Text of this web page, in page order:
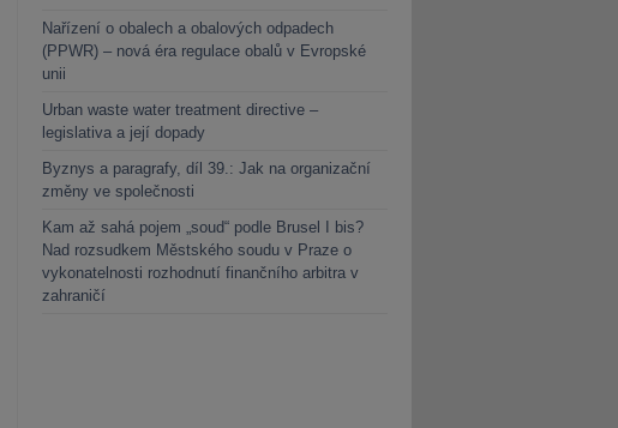
Nařízení o obalech a obalových odpadech
(PPWR) – nová éra regulace obalů v Evropské
unii
Urban waste water treatment directive –
legislativa a její dopady
Byznys a paragrafy, díl 39.: Jak na organizační
změny ve společnosti
Kam až sahá pojem „soud“ podle Brusel I bis?
Nad rozsudkem Městského soudu v Praze o
vykonatelnosti rozhodnutí finančního arbitra v
zahraničí